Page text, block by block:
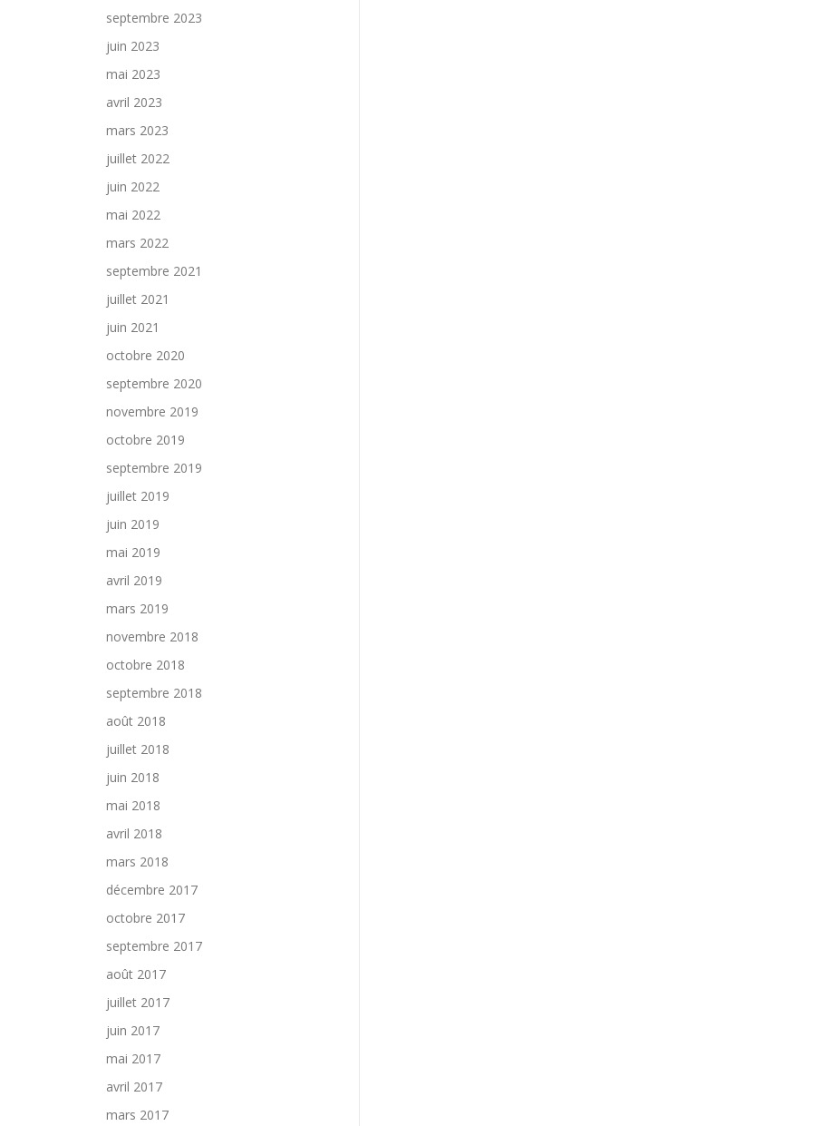
septembre 2023
juin 2023
mai 2023
avril 2023
mars 2023
juillet 2022
juin 2022
mai 2022
mars 2022
septembre 2021
juillet 2021
juin 2021
octobre 2020
septembre 2020
novembre 2019
octobre 2019
septembre 2019
juillet 2019
juin 2019
mai 2019
avril 2019
mars 2019
novembre 2018
octobre 2018
septembre 2018
août 2018
juillet 2018
juin 2018
mai 2018
avril 2018
mars 2018
décembre 2017
octobre 2017
septembre 2017
août 2017
juillet 2017
juin 2017
mai 2017
avril 2017
mars 2017